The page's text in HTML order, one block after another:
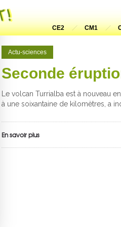
CE2 CM1
Actu-sciences
Seconde
Le volcan Turrialba est à nouveau
à une soixantaine de kilomètres, a
En savoir plus